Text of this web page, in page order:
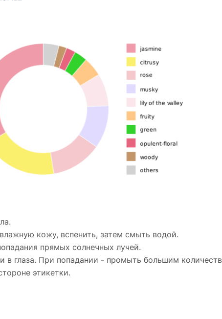
кожу, вспенить, затем смыть водой.
прямых солнечных лучей.
в глаза. При попадании - промыть большим
этикетки.